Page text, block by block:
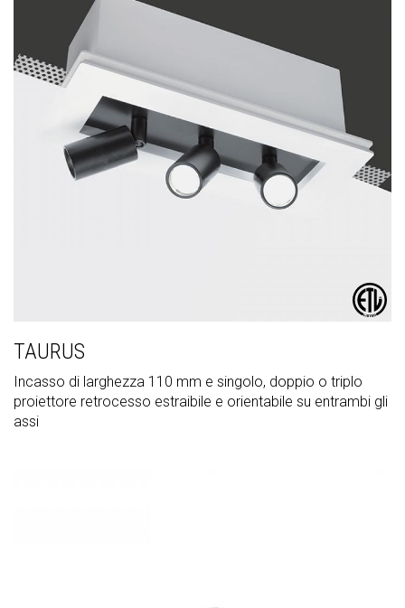
TAURUS
Incasso di larghezza 110 mm e singolo, doppio o triplo
proiettore retrocesso estraibile e orientabile su entrambi gli
assi